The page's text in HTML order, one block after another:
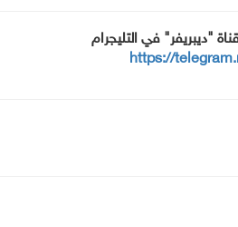
"ديبريفر" في التليجرام
https://